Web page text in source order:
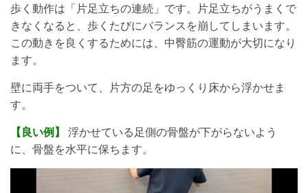
歩く動作は「片足立ちの連続」です。片足立ちがうまくで
きなくなると、歩くたびにバランスを崩してしまいます。
この動きを良くするためには、中臀筋の運動が大切になり
ます。
壁に両手をついて、片方の足をゆっくり床から浮かせま
す。
【良い例】
浮かせている足側の骨盤が下がらないよう
に、骨盤を水平に保ちます。